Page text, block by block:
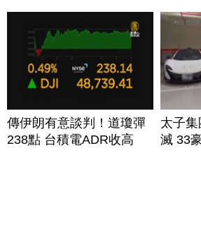
傳伊朗有意談判！道瓊彈
238點 台積電ADR收高
太子
滅 33